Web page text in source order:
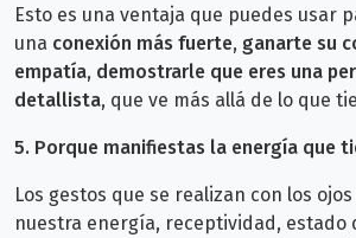
Esto es una ventaja que puedes usar
una conexión más fuerte, ganarte su
empatía, demostrarle que eres una
detallista, que ve más allá de lo que
5. Porque manifiestas la energía que
Los gestos que se realizan con los
nuestra energía, receptividad, estado